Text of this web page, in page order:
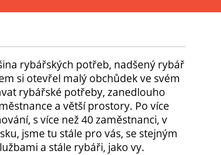
rybářských potřeb, nadšený rybář
si otevřel malý obchůdek ve svém
rybářské potřeby, zanedlouho
a větší prostory. Po více
s více než 40 zaměstnanci, v
jsme tu stále pro vás, se stejným
a stále rybáři, jako vy.